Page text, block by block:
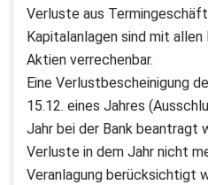
Verluste aus
Kapitalanlagen sind mit
Aktien verrechenbar.
Eine Verlustbescheinigung
15.12. eines Jahres
Jahr bei der Bank beantragt
Verluste in dem Jahr nicht
Veranlagung berücksichtigt